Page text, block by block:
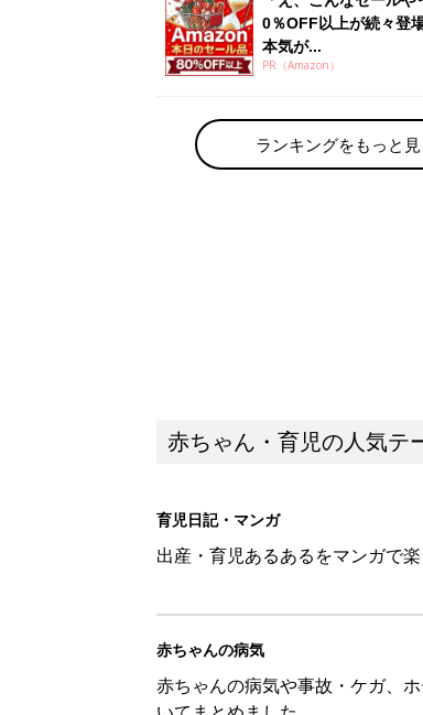
赤ちゃん・育児の人気テ
育児日記・マンガ
物価高の子育てどう
赤ちゃん・育児
8月5日生まれはこん
赤ちゃん・育児